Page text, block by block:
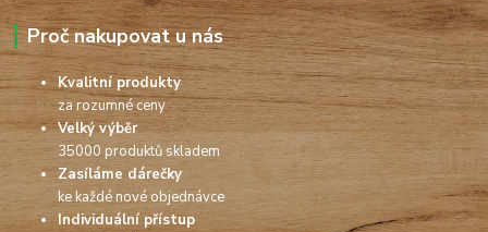
Proč nakupovat u nás
Kvalitní produkty
za rozumné ceny
Velký výběr
35000 produktů skladem
Zasíláme dárečky
ke každé nové objednávce
Individuální přístup